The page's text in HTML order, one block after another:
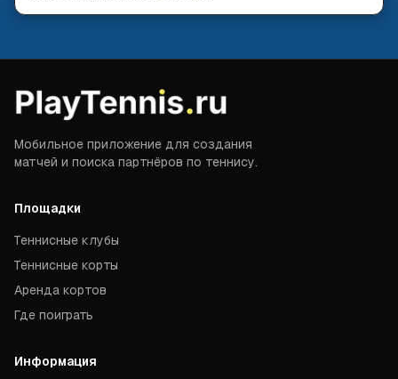
Мобильное приложение для создания
матчей и поиска партнёров по теннису.
Площадки
Теннисные клубы
Теннисные корты
Аренда кортов
Где поиграть
Информация